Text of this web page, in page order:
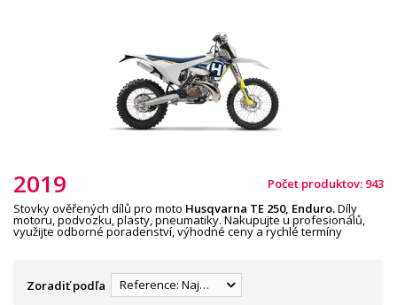
2019
Počet produktov: 943
Stovky ověřených dílů pro moto Husqvarna TE 250, Enduro.Díly
motoru, podvozku, plasty, pneumatiky. Nakupujte u profesionálů,
využijte odborné poradenství, výhodné ceny a rychlé termíny
Zoradiť podľa Reference: Najnižšia